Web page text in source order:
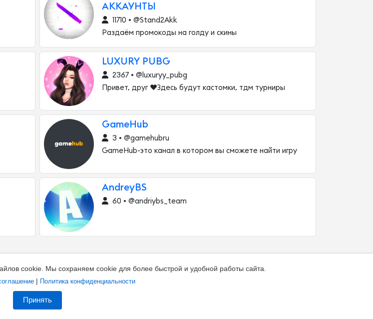
АККАУНТЫ
11710 • @Stand2Akk
Раздаём промокоды на голду и скины
LUXURY PUBG
2367 • @luxuryy_pubg
Привет, друг ❤️Здесь будут кастомки, тдм турниры
GameHub
3 • @gamehubru
GameHub-это канал в котором вы сможете найти игру
AndreyBS
60 • @andriybs_team
каналов
cookie. Мы сохраняем cookie для более быстрой и удобной работы сайта.
| Политика конфиденциальности
Принять